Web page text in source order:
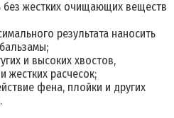
без жестких очищающих веществ
результата наносить
и высоких хвостов,
жестких расчесок;
фена, плойки и других